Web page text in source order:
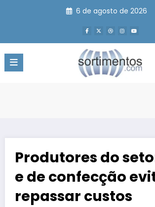
6 de agosto de 2026
Produtores do
e de confecção
repassar custos